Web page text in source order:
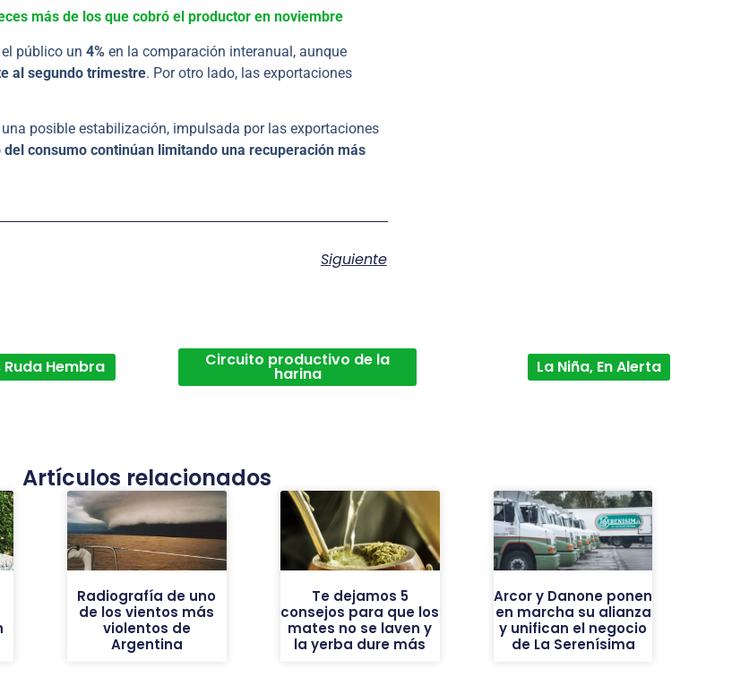
más de los que cobró el productor en noviembre
público un 4% en la comparación interanual, aunque
al segundo trimestre. Por otro lado, las exportaciones
posible estabilización, impulsada por las exportaciones
consumo continúan limitando una recuperación más
Siguiente
Ruda Hembra Circuito productivo de la
harina La Niña, En Alerta
Artículos relacionados
Radiografía de uno
de los vientos más
violentos de
Argentina
Te dejamos 5
consejos para que los
mates no se laven y
la yerba dure más
Arcor y Danone ponen
en marcha su alianza
y unifican el negocio
de La Serenísima